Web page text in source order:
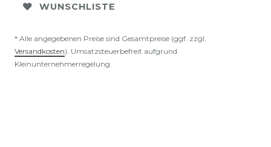
WUNSCHLISTE
* Alle angegebenen Preise sind Gesamtpreise (ggf. zzgl.
Versandkosten). Umsatzsteuerbefreit aufgrund
Kleinunternehmerregelung.